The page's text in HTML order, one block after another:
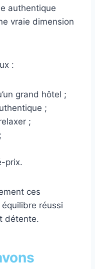
authentique
vraie dimension
:
grand hôtel ;
;
;
prix.
ces
réussi
détente.